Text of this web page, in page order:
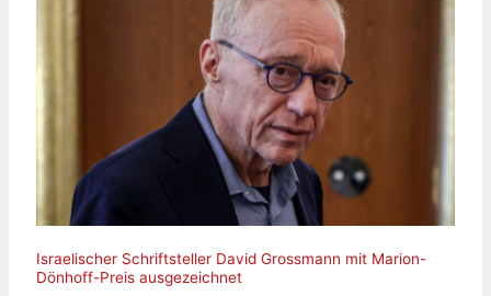
Israelischer Schriftsteller David Grossmann mit Marion-
Dönhoff-Preis ausgezeichnet